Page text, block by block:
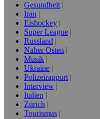
Gesundheit
Iran
Eishockey
Super League
Russland
Naher Osten
Musik
Ukraine
Polizeirapport
Interview
Italien
Zürich
Tourismus